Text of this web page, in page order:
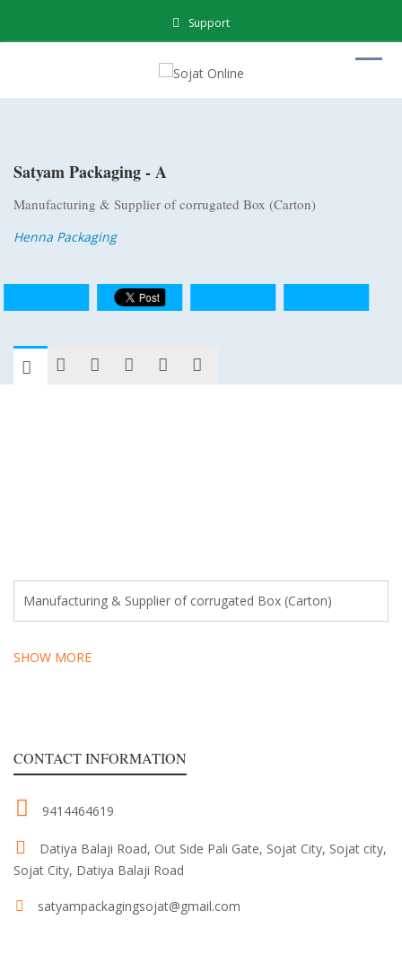
Support
Satyam Packaging - A
Manufacturing & Supplier of corrugated Box (Carton)
Henna Packaging
Manufacturing & Supplier of corrugated Box (Carton)
SHOW MORE
CONTACT INFORMATION
9414464619
Datiya Balaji Road, Out Side Pali Gate, Sojat City, Sojat city,
Sojat City, Datiya Balaji Road
satyampackagingsojat@gmail.com